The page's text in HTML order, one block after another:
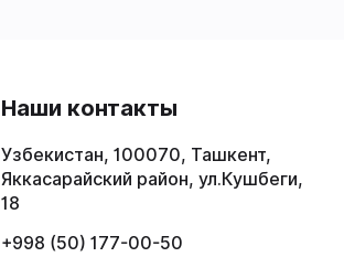
Наши контакты
Узбекистан, 100070, Ташкент,
Яккасарайский район, ул.Кушбеги,
18
+998 (50) 177-00-50